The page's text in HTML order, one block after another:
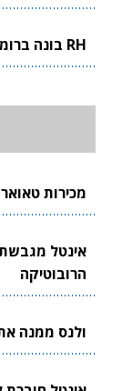
RH בונה ברומניה תשתית ייצור ביטחוני ישראלית
מכירות טאואר
אינטל
הרובוטיקה
ולנס ממנה